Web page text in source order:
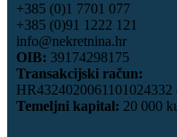
+385 (0)1 7701 077
+385 (0)91 1222 121
info@nekretnina.hr
OIB: 39174298175
Transakcijski račun:
Temeljni kapital: 20 000